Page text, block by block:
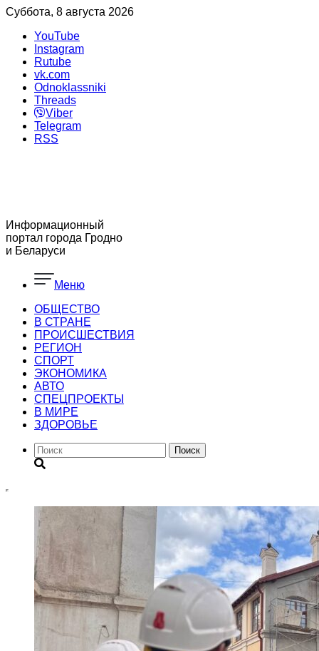
Суббота, 8 августа 2026
YouTube
Instagram
Rutube
vk.com
Odnoklassniki
Threads
Viber
Telegram
RSS
Информационный
портал города Гродно
и Беларуси
Меню
ОБЩЕСТВО
В СТРАНЕ
ПРОИСШЕСТВИЯ
РЕГИОН
CПОРТ
ЭКОНОМИКА
АВТО
СПЕЦПРОЕКТЫ
В МИРЕ
ЗДОРОВЬЕ
Поиск